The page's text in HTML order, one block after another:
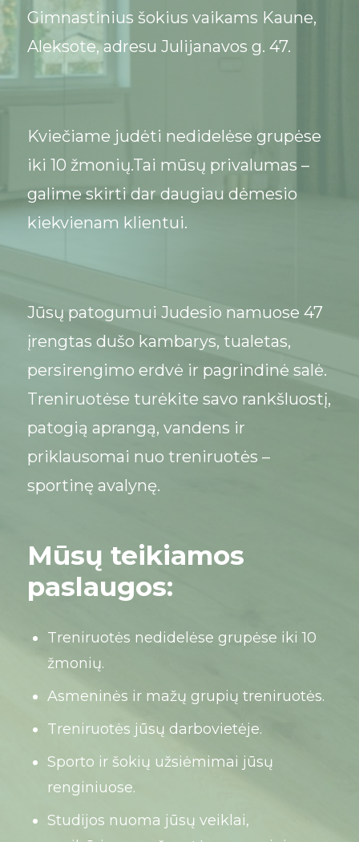
Gimnastinius šokius vaikams Kaune,
Aleksote, adresu Julijanavos g. 47.
Kviečiame judėti nedidelėse grupėse
iki 10 žmonių.Tai mūsų privalumas –
galime skirti dar daugiau dėmesio
kiekvienam klientui.
Jūsų patogumui Judesio namuose 47
įrengtas dušo kambarys, tualetas,
persirengimo erdvė ir pagrindinė salė.
Treniruotėse turėkite savo rankšluostį,
patogią aprangą, vandens ir
priklausomai nuo treniruotės –
sportinę avalynę.
Mūsų teikiamos
paslaugos:
Treniruotės nedidelėse grupėse iki 10
žmonių.
Asmeninės ir mažų grupių treniruotės.
Treniruotės jūsų darbovietėje.
Sporto ir šokių užsiėmimai jūsų
renginiuose.
Studijos nuoma jūsų veiklai,